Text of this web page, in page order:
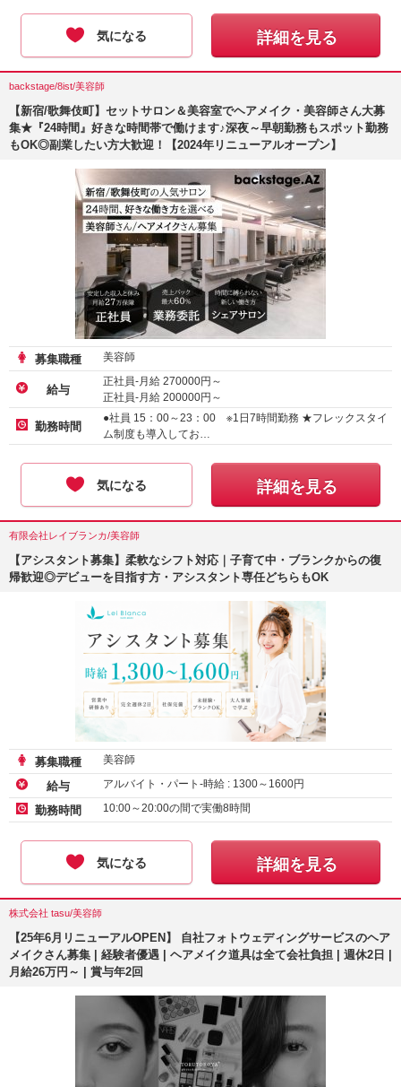
気になる 詳細を見る
backstage/8ist/美容師
【新宿/歌舞伎町】セットサロン＆美容室でヘアメイク・美容師さん大募
集★『24時間』好きな時間帯で働けます♪深夜～早朝勤務もスポット勤務
もOK◎副業したい方大歓迎！【2024年リニューアルオープン】
募集職種 美容師
給与
正社員-月給 270000円～
正社員-月給 200000円～
業務委託
勤務時間
●社員 15：00～23：00 ※1日7時間勤務 ★フレックスタイ
ム制度も導入してお…
気になる 詳細を見る
有限会社レイブランカ/美容師
【アシスタント募集】柔軟なシフト対応｜子育て中・ブランクからの復
帰歓迎◎デビューを目指す方・アシスタント専任どちらもOK
募集職種 美容師
給与 アルバイト・パート-時給 : 1300～ 1600円
勤務時間 10:00～20:00の間で実働8時間
気になる 詳細を見る
株式会社 tasu/美容師
【25年6月リニューアルOPEN】
自社フォトウェディングサービスのヘア
メイクさん募集 | 経験者優遇 | ヘアメイク道具は全て会社負担 | 週休2日 |
月給26万円～ | 賞与年2回